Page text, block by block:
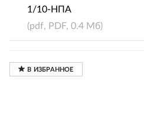
1/10-НПА
(pdf, PDF, 0.4 Мб)